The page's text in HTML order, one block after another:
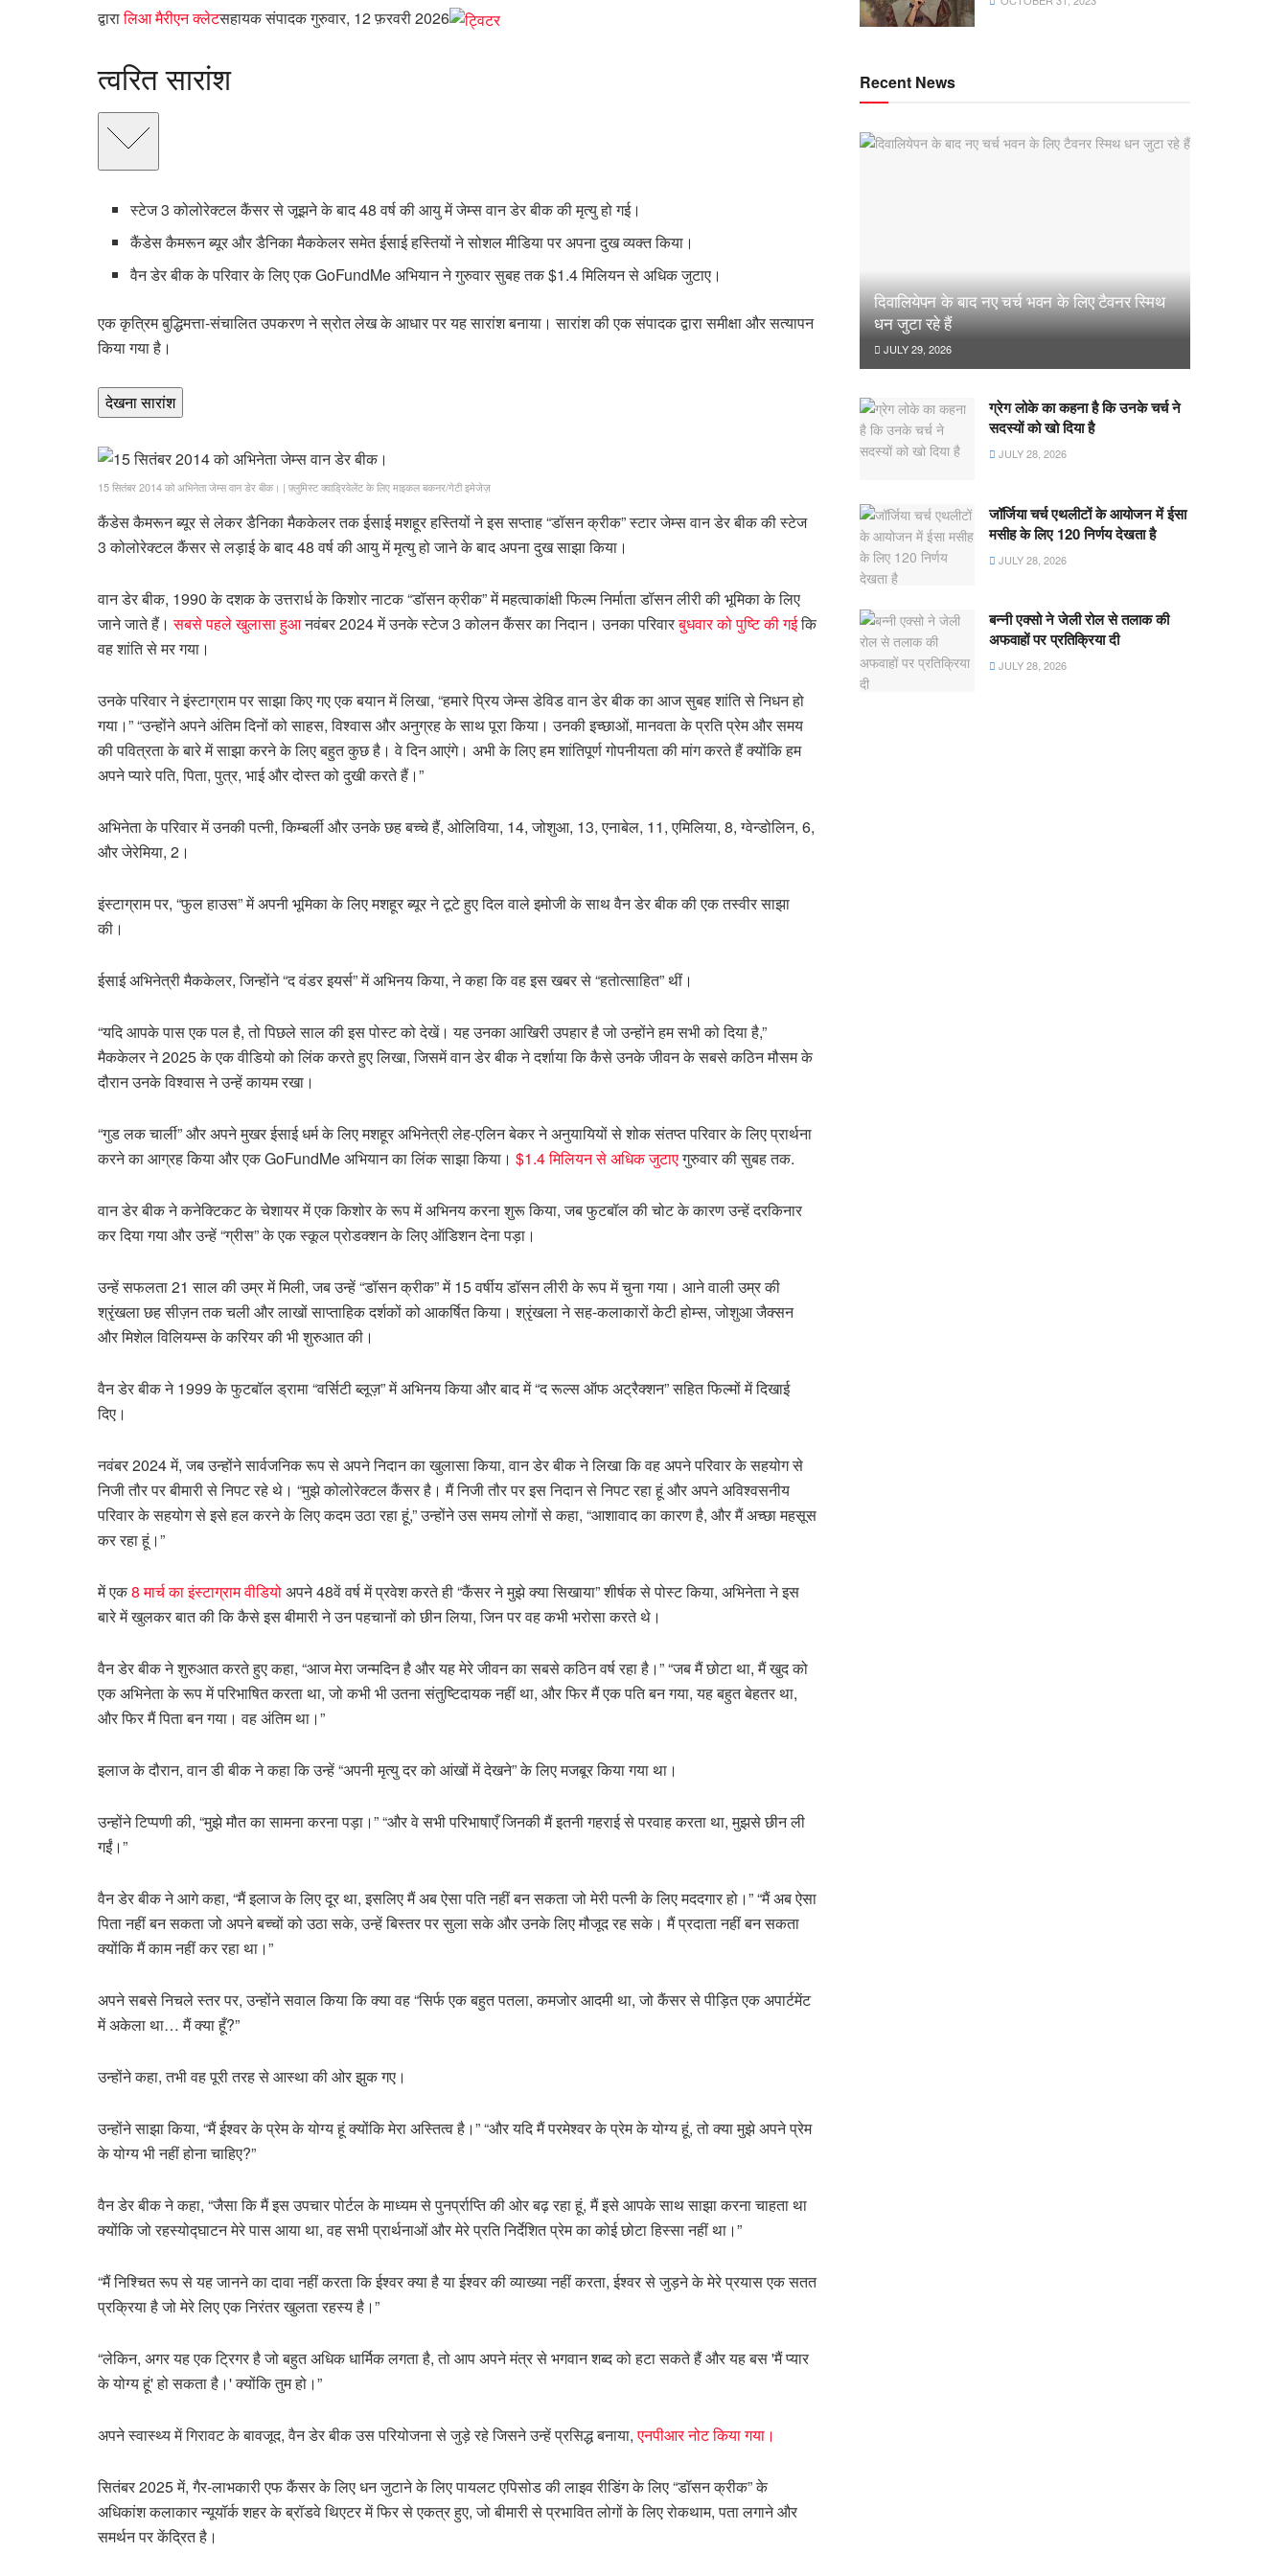
द्वारालिआ मैरीएन क्लेटसहायक संपादकगुरुवार, 12 फ़रवरी 2026
त्वरित सारांश
स्टेज 3 कोलोरेक्टल कैंसर से जूझने के बाद 48 वर्ष की आयु में जेम्स वान डेर बीक की मृत्यु हो गई।
कैंडेस कैमरून ब्यूर और डैनिका मैककेलर समेत ईसाई हस्तियों ने सोशल मीडिया पर अपना दुख व्यक्त किया।
वैन डेर बीक के परिवार के लिए एक GoFundMe अभियान ने गुरुवार सुबह तक $1.4 मिलियन से अधिक जुटाए।
एक कृत्रिम बुद्धिमत्ता-संचालित उपकरण ने स्रोत लेख के आधार पर यह सारांश बनाया। सारांश की एक संपादक द्वारा समीक्षा और सत्यापन
किया गया है।
देखनासारांश
15 सितंबर 2014 को अभिनेता जेम्स वान डेर बीक। | फ़्लुमिस्ट क्वाड्रिवेलेंट के लिए माइकल बकनर/गेटी इमेजेज़
कैंडेस कैमरून ब्यूर से लेकर डैनिका मैककेलर तक ईसाई मशहूर हस्तियों ने इस सप्ताह “डॉसन क्रीक” स्टार जेम्स वान डेर बीक की स्टेज
3 कोलोरेक्टल कैंसर से लड़ाई के बाद 48 वर्ष की आयु में मृत्यु हो जाने के बाद अपना दुख साझा किया।
वान डेर बीक, 1990 के दशक के उत्तरार्ध के किशोर नाटक “डॉसन क्रीक” में महत्वाकांक्षी फिल्म निर्माता डॉसन लीरी की भूमिका के लिए
जाने जाते हैं।सबसे पहले खुलासा हुआनवंबर 2024 में उनके स्टेज 3 कोलन कैंसर का निदान। उनका परिवारबुधवार को पुष्टि की गईकि
वह शांति से मर गया।
उनके परिवार ने इंस्टाग्राम पर साझा किए गए एक बयान में लिखा, “हमारे प्रिय जेम्स डेविड वान डेर बीक का आज सुबह शांति से निधन हो
गया।” “उन्होंने अपने अंतिम दिनों को साहस, विश्वास और अनुग्रह के साथ पूरा किया। उनकी इच्छाओं, मानवता के प्रति प्रेम और समय
की पवित्रता के बारे में साझा करने के लिए बहुत कुछ है। वे दिन आएंगे। अभी के लिए हम शांतिपूर्ण गोपनीयता की मांग करते हैं क्योंकि हम
अपने प्यारे पति, पिता, पुत्र, भाई और दोस्त को दुखी करते हैं।”
अभिनेता के परिवार में उनकी पत्नी, किम्बर्ली और उनके छह बच्चे हैं, ओलिविया, 14, जोशुआ, 13, एनाबेल, 11, एमिलिया, 8, ग्वेन्डोलिन, 6,
​​और जेरेमिया, 2।
इंस्टाग्राम पर, “फुल हाउस” में अपनी भूमिका के लिए मशहूर ब्यूर ने टूटे हुए दिल वाले इमोजी के साथ वैन डेर बीक की एक तस्वीर साझा
की।
ईसाई अभिनेत्री मैककेलर, जिन्होंने “द वंडर इयर्स” में अभिनय किया, ने कहा कि वह इस खबर से “हतोत्साहित” थीं।
“यदि आपके पास एक पल है, तो पिछले साल की इस पोस्ट को देखें। यह उनका आखिरी उपहार है जो उन्होंने हम सभी को दिया है,”
मैककेलर ने 2025 के एक वीडियो को लिंक करते हुए लिखा, जिसमें वान डेर बीक ने दर्शाया कि कैसे उनके जीवन के सबसे कठिन मौसम के
दौरान उनके विश्वास ने उन्हें कायम रखा।
“गुड लक चार्ली” और अपने मुखर ईसाई धर्म के लिए मशहूर अभिनेत्री लेह-एलिन बेकर ने अनुयायियों से शोक संतप्त परिवार के लिए प्रार्थना
करने का आग्रह किया और एक GoFundMe अभियान का लिंक साझा किया। $1.4 मिलियन से अधिक जुटाएगुरुवार की सुबह तक.
वान डेर बीक ने कनेक्टिकट के चेशायर में एक किशोर के रूप में अभिनय करना शुरू किया, जब फुटबॉल की चोट के कारण उन्हें दरकिनार
कर दिया गया और उन्हें “ग्रीस” के एक स्कूल प्रोडक्शन के लिए ऑडिशन देना पड़ा।
उन्हें सफलता 21 साल की उम्र में मिली, जब उन्हें “डॉसन क्रीक” में 15 वर्षीय डॉसन लीरी के रूप में चुना गया। आने वाली उम्र की
श्रृंखला छह सीज़न तक चली और लाखों साप्ताहिक दर्शकों को आकर्षित किया। श्रृंखला ने सह-कलाकारों केटी होम्स, जोशुआ जैक्सन
और मिशेल विलियम्स के करियर की भी शुरुआत की।
वैन डेर बीक ने 1999 के फुटबॉल ड्रामा “वर्सिटी ब्लूज़” में अभिनय किया और बाद में “द रूल्स ऑफ अट्रैक्शन” सहित फिल्मों में दिखाई
दिए।
नवंबर 2024 में, जब उन्होंने सार्वजनिक रूप से अपने निदान का खुलासा किया, वान डेर बीक ने लिखा कि वह अपने परिवार के सहयोग से
निजी तौर पर बीमारी से निपट रहे थे। “मुझे कोलोरेक्टल कैंसर है। मैं निजी तौर पर इस निदान से निपट रहा हूं और अपने अविश्वसनीय
परिवार के सहयोग से इसे हल करने के लिए कदम उठा रहा हूं,” उन्होंने उस समय लोगों से कहा, “आशावाद का कारण है, और मैं अच्छा महसूस
कर रहा हूं।”
में एक8 मार्च का इंस्टाग्राम वीडियोअपने 48वें वर्ष में प्रवेश करते ही “कैंसर ने मुझे क्या सिखाया” शीर्षक से पोस्ट किया, अभिनेता ने इस
बारे में खुलकर बात की कि कैसे इस बीमारी ने उन पहचानों को छीन लिया, जिन पर वह कभी भरोसा करते थे।
वैन डेर बीक ने शुरुआत करते हुए कहा, “आज मेरा जन्मदिन है और यह मेरे जीवन का सबसे कठिन वर्ष रहा है।” “जब मैं छोटा था, मैं खुद को
एक अभिनेता के रूप में परिभाषित करता था, जो कभी भी उतना संतुष्टिदायक नहीं था, और फिर मैं एक पति बन गया, यह बहुत बेहतर था,
और फिर मैं पिता बन गया। वह अंतिम था।”
इलाज के दौरान, वान डी बीक ने कहा कि उन्हें “अपनी मृत्यु दर को आंखों में देखने” के लिए मजबूर किया गया था।
उन्होंने टिप्पणी की, “मुझे मौत का सामना करना पड़ा।” “और वे सभी परिभाषाएँ जिनकी मैं इतनी गहराई से परवाह करता था, मुझसे छीन ली
गईं।”
वैन डेर बीक ने आगे कहा, “मैं इलाज के लिए दूर था, इसलिए मैं अब ऐसा पति नहीं बन सकता जो मेरी पत्नी के लिए मददगार हो।” “मैं अब ऐसा
पिता नहीं बन सकता जो अपने बच्चों को उठा सके, उन्हें बिस्तर पर सुला सके और उनके लिए मौजूद रह सके। मैं प्रदाता नहीं बन सकता
क्योंकि मैं काम नहीं कर रहा था।”
अपने सबसे निचले स्तर पर, उन्होंने सवाल किया कि क्या वह “सिर्फ एक बहुत पतला, कमजोर आदमी था, जो कैंसर से पीड़ित एक अपार्टमेंट
में अकेला था… मैं क्या हूँ?”
उन्होंने कहा, तभी वह पूरी तरह से आस्था की ओर झुक गए।
उन्होंने साझा किया, “मैं ईश्वर के प्रेम के योग्य हूं क्योंकि मेरा अस्तित्व है।” “और यदि मैं परमेश्वर के प्रेम के योग्य हूं, तो क्या मुझे अपने प्रेम
के योग्य भी नहीं होना चाहिए?”
वैन डेर बीक ने कहा, “जैसा कि मैं इस उपचार पोर्टल के माध्यम से पुनर्प्राप्ति की ओर बढ़ रहा हूं, मैं इसे आपके साथ साझा करना चाहता था
क्योंकि जो रहस्योद्घाटन मेरे पास आया था, वह सभी प्रार्थनाओं और मेरे प्रति निर्देशित प्रेम का कोई छोटा हिस्सा नहीं था।”
“मैं निश्चित रूप से यह जानने का दावा नहीं करता कि ईश्वर क्या है या ईश्वर की व्याख्या नहीं करता, ईश्वर से जुड़ने के मेरे प्रयास एक सतत
प्रक्रिया है जो मेरे लिए एक निरंतर खुलता रहस्य है।”
“लेकिन, अगर यह एक ट्रिगर है जो बहुत अधिक धार्मिक लगता है, तो आप अपने मंत्र से भगवान शब्द को हटा सकते हैं और यह बस 'मैं प्यार
के योग्य हूं' हो सकता है।' क्योंकि तुम हो।”
अपने स्वास्थ्य में गिरावट के बावजूद, वैन डेर बीक उस परियोजना से जुड़े रहे जिसने उन्हें प्रसिद्ध बनाया,एनपीआर नोट किया गया।
सितंबर 2025 में, गैर-लाभकारी एफ कैंसर के लिए धन जुटाने के लिए पायलट एपिसोड की लाइव रीडिंग के लिए “डॉसन क्रीक” के
अधिकांश कलाकार न्यूयॉर्क शहर के ब्रॉडवे थिएटर में फिर से एकत्र हुए, जो बीमारी से प्रभावित लोगों के लिए रोकथाम, पता लगाने और
समर्थन पर केंद्रित है।
Recent News
दिवालियेपन के बाद नए चर्च भवन के लिए टैवनर स्मिथ
धन जुटा रहे हैं
JULY 29, 2026
ग्रेग लोके का कहना है कि उनके चर्च ने
सदस्यों को खो दिया है
JULY 28, 2026
जॉर्जिया चर्च एथलीटों के आयोजन में ईसा
मसीह के लिए 120 निर्णय देखता है
JULY 28, 2026
बन्नी एक्सो ने जेली रोल से तलाक की
अफवाहों पर प्रतिक्रिया दी
JULY 28, 2026